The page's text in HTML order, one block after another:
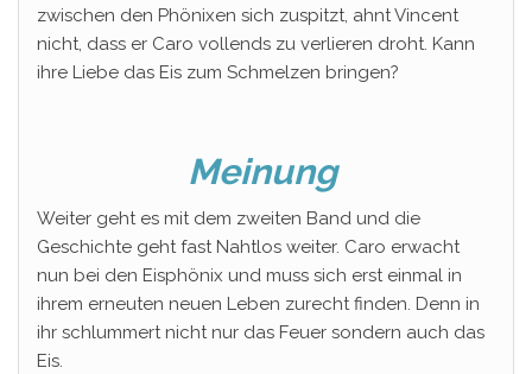
zwischen den Phönixen sich zuspitzt, ahnt Vincent
nicht, dass er Caro vollends zu verlieren droht. Kann
ihre Liebe das Eis zum Schmelzen bringen?
Meinung
Weiter geht es mit dem zweiten Band und die
Geschichte geht fast Nahtlos weiter. Caro erwacht
nun bei den Eisphönix und muss sich erst einmal in
ihrem erneuten neuen Leben zurecht finden. Denn in
ihr schlummert nicht nur das Feuer sondern auch das
Eis.